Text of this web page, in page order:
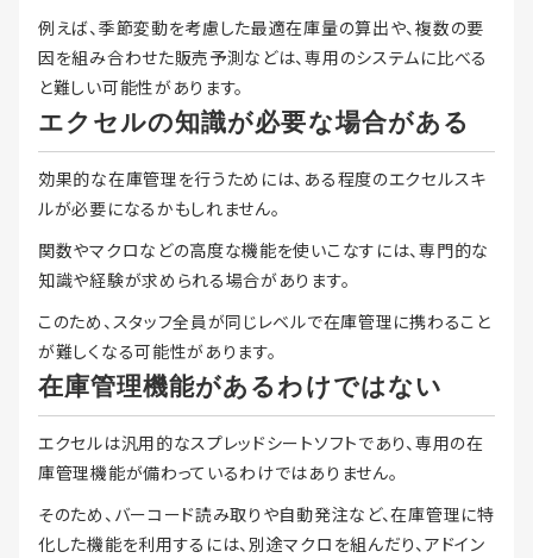
例えば、季節変動を考慮した最適在庫量の算出や、複数の要
因を組み合わせた販売予測などは、専用のシステムに比べる
と難しい可能性があります。
エクセルの知識が必要な場合がある
効果的な在庫管理を行うためには、ある程度のエクセルスキ
ルが必要になるかもしれません。
関数やマクロなどの高度な機能を使いこなすには、専門的な
知識や経験が求められる場合があります。
このため、スタッフ全員が同じレベルで在庫管理に携わること
が難しくなる可能性があります。
在庫管理機能があるわけではない
エクセルは汎用的なスプレッドシートソフトであり、専用の在
庫管理機能が備わっているわけではありません。
そのため、バーコード読み取りや自動発注など、在庫管理に特
化した機能を利用するには、別途マクロを組んだり、アドイン